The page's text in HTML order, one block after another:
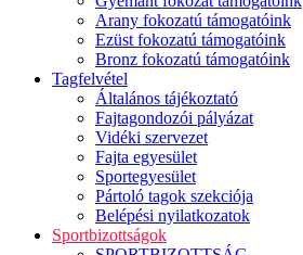
Arany fokozatú támogatóink
Ezüst fokozatú támogatóink
Bronz fokozatú támogatóink
Tagfelvétel
Általános tájékoztató
Fajtagondozói pályázat
Vidéki szervezet
Fajta egyesület
Sportegyesület
Pártoló tagok szekciója
Belépési nyilatkozatok
Sportbizottságok